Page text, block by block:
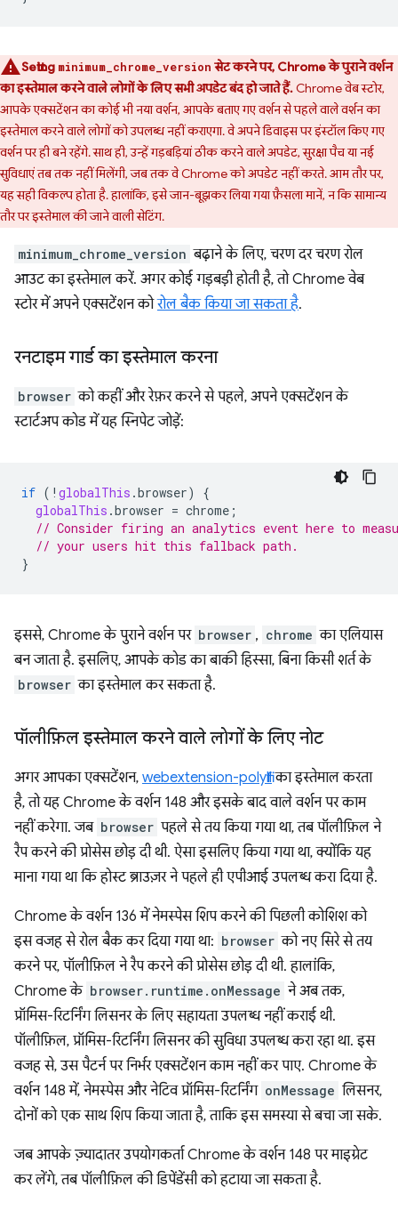
Setting minimum_chrome_version सेट करने पर, Chrome के पुराने वर्शन
का इस्तेमाल करने वाले लोगों के लिए सभी अपडेट बंद हो जाते हैं.Chrome वेब स्टोर,
आपके एक्सटेंशन का कोई भी नया वर्शन, आपके बताए गए वर्शन से पहले वाले वर्शन का
इस्तेमाल करने वाले लोगों को उपलब्ध नहीं कराएगा. वे अपने डिवाइस पर इंस्टॉल किए गए
वर्शन पर ही बने रहेंगे. साथ ही, उन्हें गड़बड़ियां ठीक करने वाले अपडेट, सुरक्षा पैच या नई
सुविधाएं तब तक नहीं मिलेंगी, जब तक वे Chrome को अपडेट नहीं करते. आम तौर पर,
यह सही विकल्प होता है. हालांकि, इसे जान-बूझकर लिया गया फ़ैसला मानें, न कि सामान्य
तौर पर इस्तेमाल की जाने वाली सेटिंग.
minimum_chrome_version बढ़ाने के लिए, चरण दर चरण रोल
आउट का इस्तेमाल करें. अगर कोई गड़बड़ी होती है, तो Chrome वेब
स्टोर में अपने एक्सटेंशन कोरोल बैक किया जा सकता है.
रनटाइम गार्ड का इस्तेमाल करना
browser को कहीं और रेफ़र करने से पहले, अपने एक्सटेंशन के
स्टार्टअप कोड में यह स्निपेट जोड़ें:
if ( ! globalThis .browser)
{
globalThis .browser = chrome ;
// Consider firing an analytics event here to
// your users hit this fallback path.
}
इससे, Chrome के पुराने वर्शन पर browser , chrome का एलियास
बन जाता है. इसलिए, आपके कोड का बाकी हिस्सा, बिना किसी शर्त के
browser का इस्तेमाल कर सकता है.
पॉलीफ़िल इस्तेमाल करने वाले लोगों के लिए नोट
अगर आपका एक्सटेंशन, webextension-polyfillका इस्तेमाल करता
है, तो यह Chrome के वर्शन 148 और इसके बाद वाले वर्शन पर काम
नहीं करेगा. जब browser पहले से तय किया गया था, तब पॉलीफ़िल ने
रैप करने की प्रोसेस छोड़ दी थी. ऐसा इसलिए किया गया था, क्योंकि यह
माना गया था कि होस्ट ब्राउज़र ने पहले ही एपीआई उपलब्ध करा दिया है.
Chrome के वर्शन 136 में नेमस्पेस शिप करने की पिछली कोशिश को
इस वजह से रोल बैक कर दिया गया था: browser को नए सिरे से तय
करने पर, पॉलीफ़िल ने रैप करने की प्रोसेस छोड़ दी थी. हालांकि,
Chrome के browser.runtime.onMessage ने अब तक,
प्रॉमिस-रिटर्निंग लिसनर के लिए सहायता उपलब्ध नहीं कराई थी.
पॉलीफ़िल, प्रॉमिस-रिटर्निंग लिसनर की सुविधा उपलब्ध करा रहा था. इस
वजह से, उस पैटर्न पर निर्भर एक्सटेंशन काम नहीं कर पाए. Chrome के
वर्शन 148 में, नेमस्पेस और नेटिव प्रॉमिस-रिटर्निंग onMessage लिसनर,
दोनों को एक साथ शिप किया जाता है, ताकि इस समस्या से बचा जा सके.
जब आपके ज़्यादातर उपयोगकर्ता Chrome के वर्शन 148 पर माइग्रेट
कर लेंगे, तब पॉलीफ़िल की डिपेंडेंसी को हटाया जा सकता है.